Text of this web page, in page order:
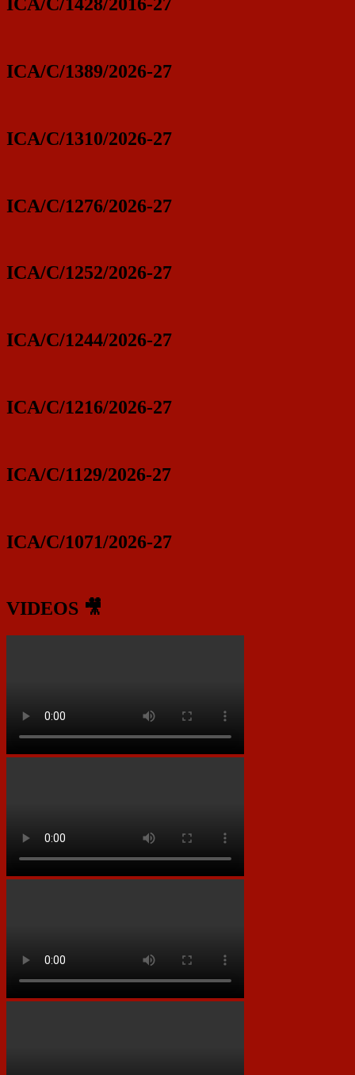
ICA/C/1389/2026-27
ICA/C/1310/2026-27
ICA/C/1276/2026-27
ICA/C/1252/2026-27
ICA/C/1244/2026-27
ICA/C/1216/2026-27
ICA/C/1129/2026-27
ICA/C/1071/2026-27
VIDEOS 🎥